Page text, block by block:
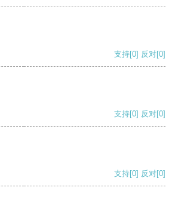
支持[0] 反对[0]
支持[0] 反对[0]
支持[0] 反对[0]